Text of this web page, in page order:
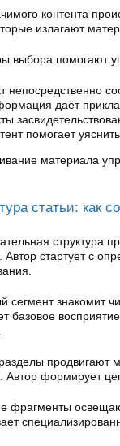
контента
излагают
выбора помогают
непосредственно
даёт
помогает
материала
статьи: как
структура
Автор стартует с
сегмент знакомит
базовое
продвигают
Автор формирует
фрагменты